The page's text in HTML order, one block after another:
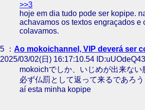
>>3
hoje em dia tudo pode ser kopipe.
achavamos os textos engraçados e
colavamos.
5 ： Ao mokoichannel, VIP deverá ser
2025/03/02(日) 16:17:10.54 ID:uUOdeQ43
mokoichでしか、いじめが出来ない
必ず仏罰として返って来るであろう
aí esta minha kopipe